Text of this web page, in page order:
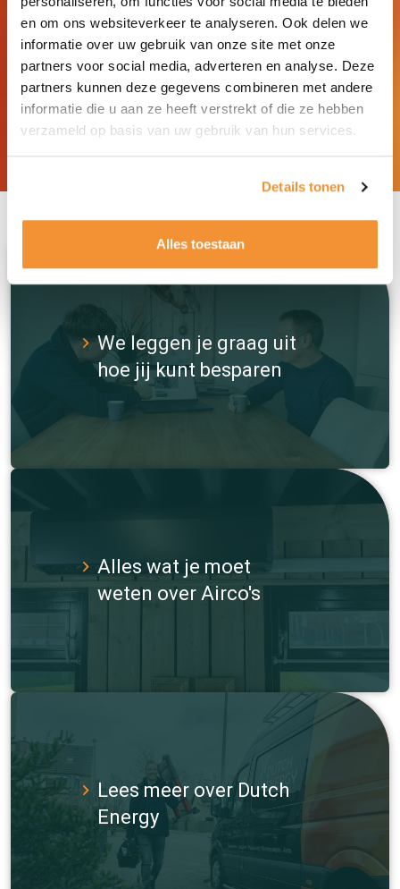
en om ons websiteverkeer te analyseren. Ook delen we
informatie over uw gebruik van onze site met onze
partners voor social media, adverteren en analyse. Deze
partners kunnen deze gegevens combineren met andere
informatie die u aan ze heeft verstrekt of die ze hebben
verzameld op basis van uw gebruik van hun services.
Details tonen
Alles toestaan
0174 788242
+31 (0)174 788242
lorenzo.bernardon@dutchenergy.nl
We leggen je graag uit
hoe jij kunt besparen
Alles wat je moet
weten over Airco's
Lees meer over Dutch
Energy